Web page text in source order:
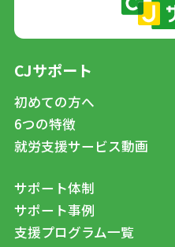
CJサポート
初めての方へ
6つの特徴
就労支援サービス動画
サポート体制
サポート事例
支援プログラム一覧